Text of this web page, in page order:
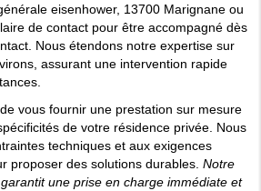
eisenhower, 13700 Marignane ou
de contact pour être accompagné dès
Nous étendons notre expertise sur
assurant une intervention rapide
vous fournir une prestation sur mesure
de votre résidence privée. Nous
techniques et aux exigences
proposer des solutions durables. Notre
une prise en charge immédiate et